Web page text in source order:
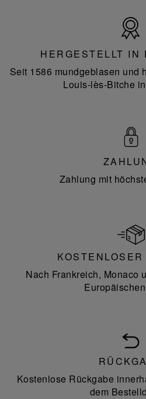
HERGESTELLT IN
Seit 1586 mundgeblasen und
Louis-lès-Bitche
Zahlung mit
Nach Frankreich, Monaco
Kostenlose Rückgabe
dem